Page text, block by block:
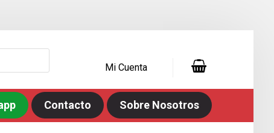
Mi Cuenta
Sobre Nosotros
Contacto